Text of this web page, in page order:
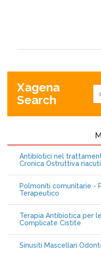
Xagena
Search
Antibiotici nel
Cronica Ostruttiva
Polmoniti comunitarie -
Terapeutico
Terapia Antibiotica per
Complicate Cistite
Sinusiti Mascellari